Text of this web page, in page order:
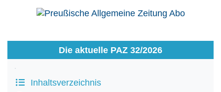
Die aktuelle PAZ 32/2026
Inhaltsverzeichnis